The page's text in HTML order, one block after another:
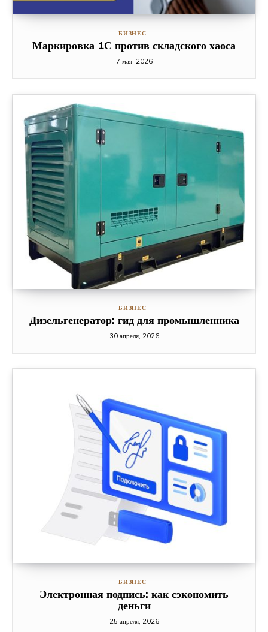
БИЗНЕС
Маркировка 1С против складского хаоса
7 мая, 2026
БИЗНЕС
Дизельгенератор: гид для промышленника
30 апреля, 2026
БИЗНЕС
Электронная подпись: как сэкономить
деньги
25 апреля, 2026